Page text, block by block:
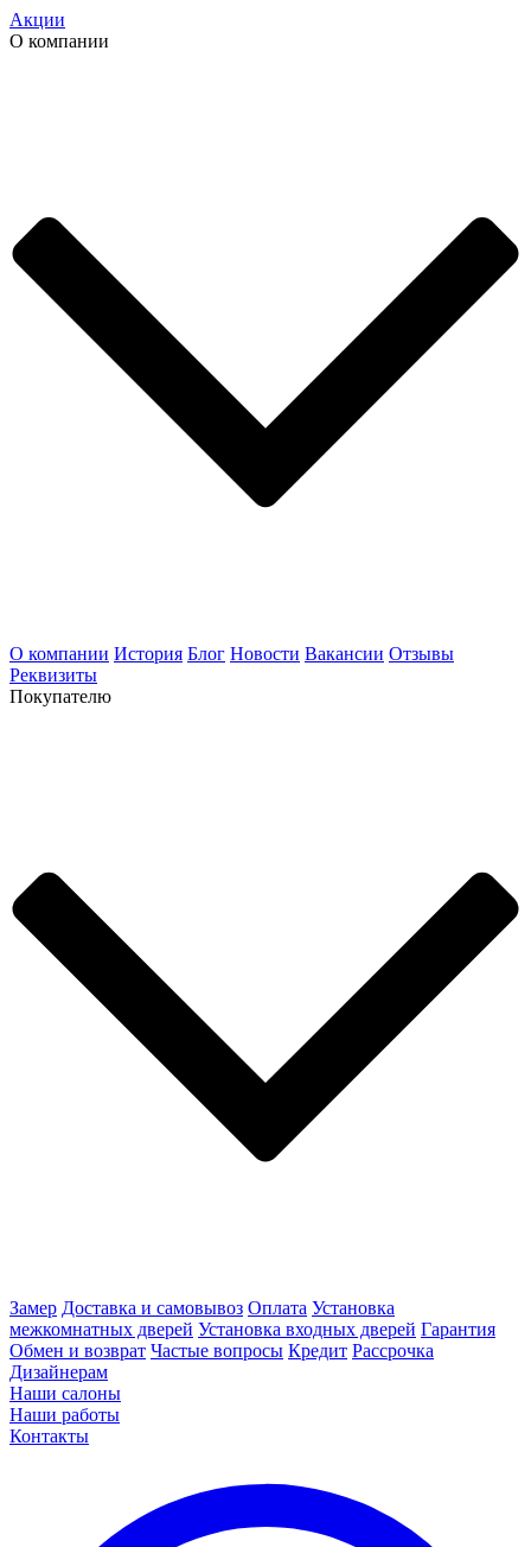
Акции
О компании
О компании История Блог Новости Вакансии Отзывы
Реквизиты
Покупателю
Замер Доставка и самовывоз Оплата Установка
межкомнатных дверей Установка входных дверей Гарантия
Обмен и возврат Частые вопросы Кредит Рассрочка
Дизайнерам
Наши салоны
Наши работы
Контакты